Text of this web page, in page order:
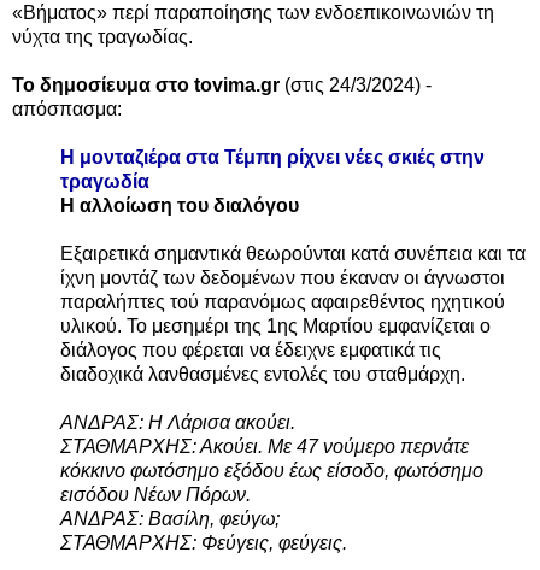
«Βήματος» περί παραποίησης των ενδοεπικοινωνιών τη
νύχτα της τραγωδίας.
Το δημοσίευμα στο tovima.gr (στις 24/3/2024) -
απόσπασμα:
Η μονταζιέρα στα Τέμπη ρίχνει νέες σκιές στην
τραγωδία
Η αλλοίωση του διαλόγου
Εξαιρετικά σημαντικά θεωρούνται κατά συνέπεια και τα
ίχνη μοντάζ των δεδομένων που έκαναν οι άγνωστοι
παραλήπτες τού παρανόμως αφαιρεθέντος ηχητικού
υλικού. Το μεσημέρι της 1ης Μαρτίου εμφανίζεται ο
διάλογος που φέρεται να έδειχνε εμφατικά τις
διαδοχικά λανθασμένες εντολές του σταθμάρχη.
ΑΝΔΡΑΣ: Η Λάρισα ακούει.
ΣΤΑΘΜΑΡΧΗΣ: Ακούει. Με 47 νούμερο περνάτε
κόκκινο φωτόσημο εξόδου έως είσοδο, φωτόσημο
εισόδου Νέων Πόρων.
ΑΝΔΡΑΣ: Βασίλη, φεύγω;
ΣΤΑΘΜΑΡΧΗΣ: Φεύγεις, φεύγεις.